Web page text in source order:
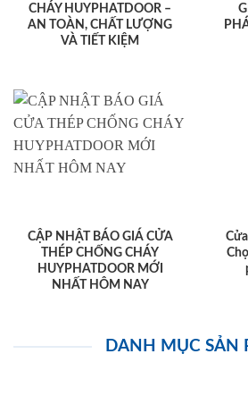
CHÁY HUYPHATDOOR –
AN TOÀN, CHẤT LƯỢNG
VÀ TIẾT KIỆM
CẬP NHẬT BÁO GIÁ CỬA
THÉP CHỐNG CHÁY
HUYPHATDOOR MỚI
NHẤT HÔM NAY
DANH MỤC SẢN